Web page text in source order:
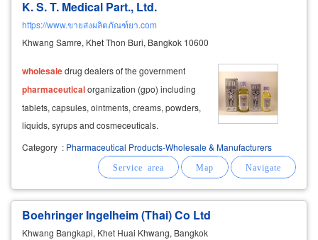
K. S. T. Medical Part., Ltd.
https://www.ขายส่งผลิตภัณฑ์ยา.com
Khwang Samre, Khet Thon Buri, Bangkok 10600
wholesaledrug dealers of the government
pharmaceuticalorganization (gpo) including
tablets, capsules, ointments, creams, powders,
liquids, syrups and cosmeceuticals.
Category : Pharmaceutical Products-Wholesale & Manufacturers
Boehringer Ingelheim (Thai) Co Ltd
Khwang Bangkapi, Khet Huai Khwang, Bangkok